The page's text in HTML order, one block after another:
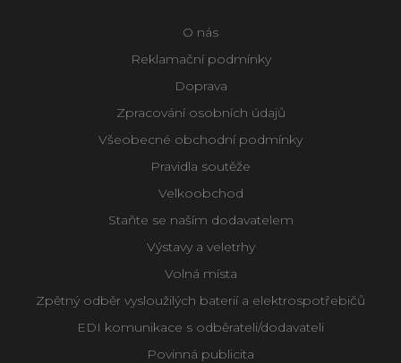
O nás
Reklamační podmínky
Doprava
Zpracování osobních údajů
Všeobecné obchodní podmínky
Pravidla soutěže
Velkoobchod
Staňte se naším dodavatelem
Výstavy a veletrhy
Volná místa
Zpětný odběr vysloužilých baterií a elektrospotřebičů
EDI komunikace s odběrateli/dodavateli
Povinná publicita